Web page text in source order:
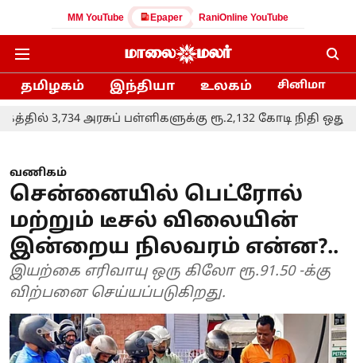
MM YouTube Epaper RaniOnline YouTube
தமிழகம் இந்தியா உலகம் சினிமா
அரசுப் பள்ளிகளுக்கு ரூ.2,132 கோடி நிதி ஒதுக்கீடு:
வணிகம்
சென்னையில் பெட்ரோல்
மற்றும் டீசல் விலையின்
இன்றைய நிலவரம் என்ன?..
இயற்கை எரிவாயு ஒரு கிலோ ரூ.91.50 -க்கு
விற்பனை செய்யப்படுகிறது.